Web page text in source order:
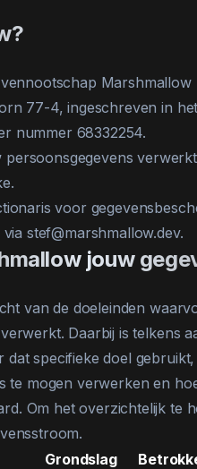
Marshmallow
77-4, ingeschreven in
nummer 68332254.
voor
stef@marshmallow.dev.
jouw
van de doeleinden
Daarbij is telkens
specifieke doel
te mogen verwerken en
Om het overzichtelijk te
Grondslag